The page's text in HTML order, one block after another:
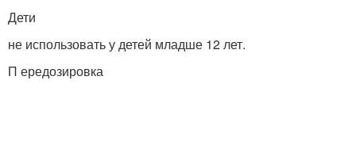
Дети
не использовать у детей младше 12 лет.
П ередозировка